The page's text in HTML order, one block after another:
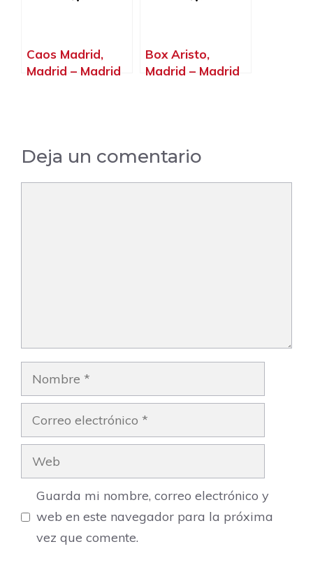
Caos Madrid,
Madrid – Madrid
Box Aristo,
Madrid – Madrid
Deja un comentario
Nombre
Correo
electrónico
Web
Guarda mi nombre, correo electrónico y
web en este navegador para la próxima
vez que comente.